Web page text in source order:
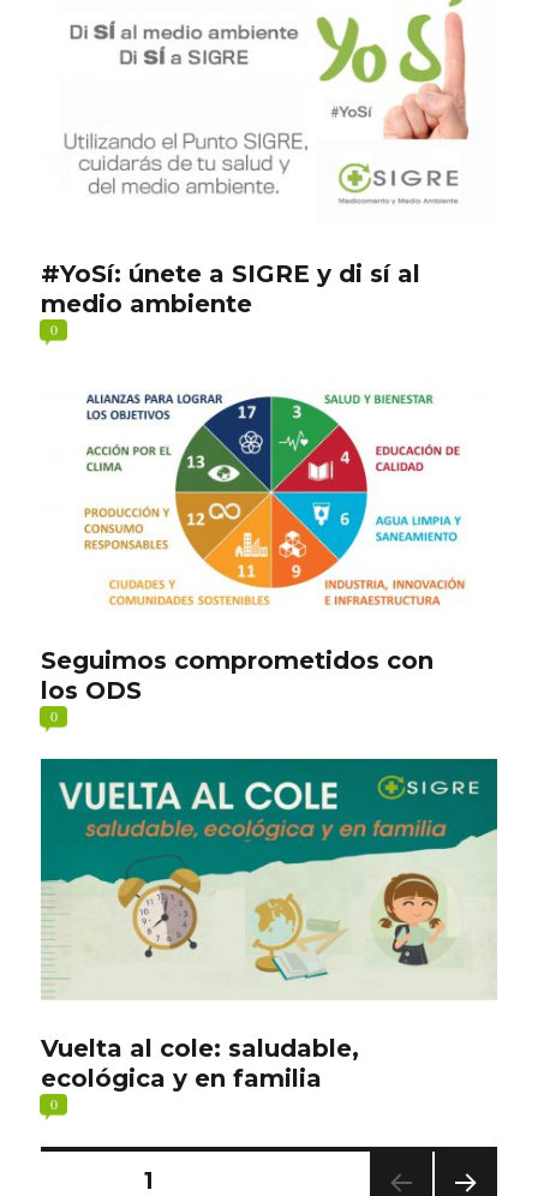
#YoSí: únete a SIGRE y di sí al
medio ambiente
0
Seguimos comprometidos con
los ODS
0
Vuelta al cole: saludable,
ecológica y en familia
0
Paginación
PÁGINA1